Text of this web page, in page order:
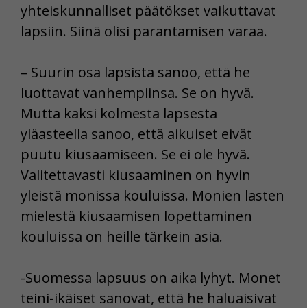
yhteiskunnalliset päätökset vaikuttavat
lapsiin. Siinä olisi parantamisen varaa.
– Suurin osa lapsista sanoo, että he
luottavat vanhempiinsa. Se on hyvä.
Mutta kaksi kolmesta lapsesta
yläasteella sanoo, että aikuiset eivät
puutu kiusaamiseen. Se ei ole hyvä.
Valitettavasti kiusaaminen on hyvin
yleistä monissa kouluissa. Monien lasten
mielestä kiusaamisen lopettaminen
kouluissa on heille tärkein asia.
-Suomessa lapsuus on aika lyhyt. Monet
teini-ikäiset sanovat, että he haluaisivat